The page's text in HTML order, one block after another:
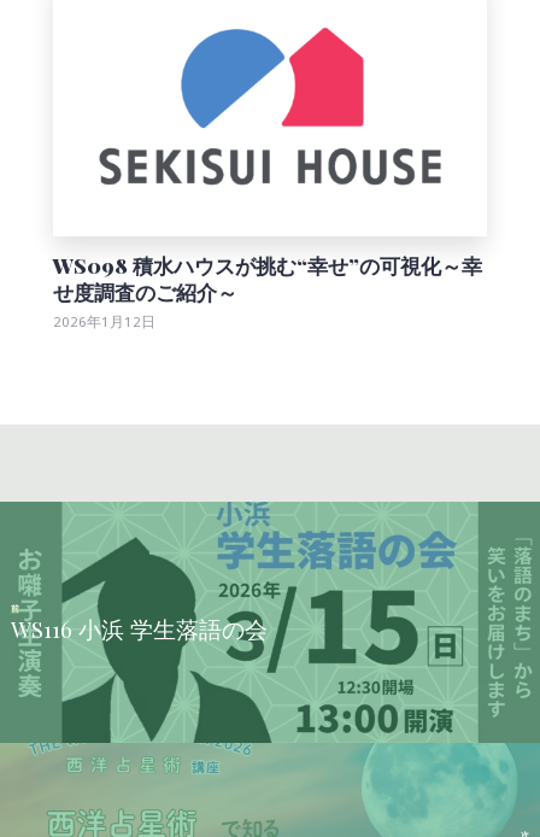
WS098 積水ハウスが挑む“幸せ”の可視化～幸
せ度調査のご紹介～
2026年1月12日
前
WS116 小浜 学生落語の会